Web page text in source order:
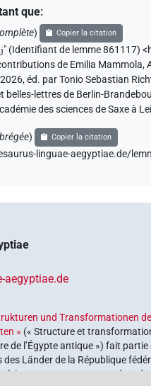
que:
) Copier la citation
" (Identifiant de lemme 861117)
de Emilia Mammola,
éd. par Tonio Sebastian
belles-lettres de Berlin-
des sciences de Saxe à
) Copier la citation
linguae-aegyptiae.de/
aegyptiae.de
und Transformationen
» (« Structure et
de l’Égypte antique ») fait partie
Länder de la République
Le programme est coordonné